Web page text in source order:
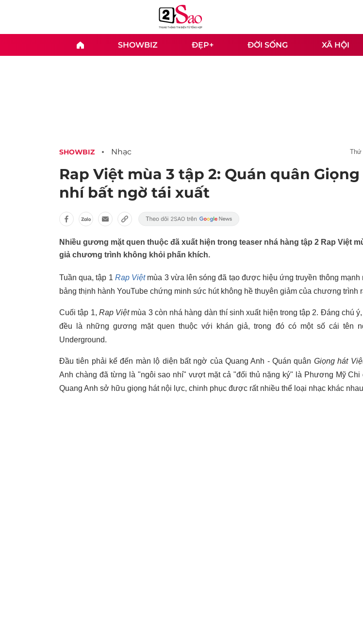
SHOWBIZ ĐẸP+ ĐỜI SỐNG XÃ HỘI
SHOWBIZ Nhạc
Rap Việt mùa 3 tập 2: Quán quân
nhí bất ngờ tái xuất
Nhiều gương mặt quen thuộc đã xuất hiện trong teaser nhá hàng tập 2 Rap Việt
giả chương trình không khỏi phấn khích.
Tuần qua, tập 1 Rap Việt mùa 3 vừa lên sóng đã tạo được hiệu ứng truyền thông mạnh
bảng thịnh hành YouTube chứng minh sức hút không hề thuyên giảm của chương trình
Cuối tập 1, Rap Việtmùa 3 còn nhá hàng dàn thí sinh xuất hiện trong tập 2. Đáng chú
đều là những gương mặt quen thuộc với khán giả, trong đó có một số cái tên
Underground.
Đầu tiên phải kể đến màn lộ diện bất ngờ của Quang Anh - Quán quân Giọng hát
Anh chàng đã từng là "ngôi sao nhí" vượt mặt cả "đối thủ nặng ký" là Phương Mỹ Chi
Quang Anh sở hữu giọng hát nội lực, chinh phục được rất nhiều thể loại nhạc khác